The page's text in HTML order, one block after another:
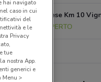
Via Cassanese Km 10
12.3 km
APERTO
hai navigato
caso in cui
del
e le
Privacy
tue
nostra App.
generici e
Menu >